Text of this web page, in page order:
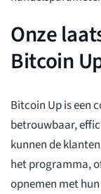
Onze
Bitcoin
Bitcoin Up is een
betrouwbaar,
kunnen de
het programma,
opnemen met